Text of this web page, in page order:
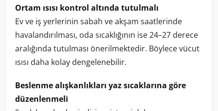
Ortam ısısı kontrol altında tutulmalı
Ev ve iş yerlerinin sabah ve akşam saatlerinde
havalandırılması, oda sıcaklığının ise 24–27 derece
aralığında tutulması önerilmektedir. Böylece vücut
ısısı daha kolay dengelenebilir.
Beslenme alışkanlıkları yaz sıcaklarına göre
düzenlenmeli